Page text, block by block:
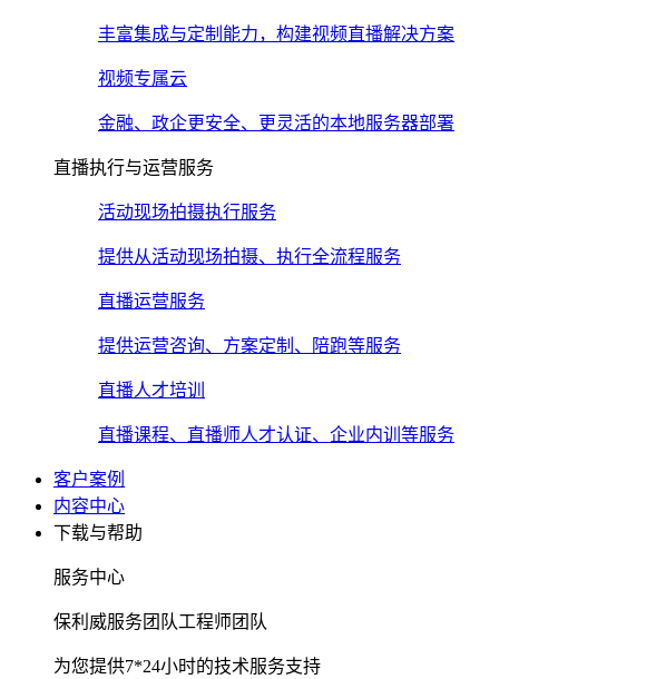
丰富集成与定制能力，构建视频直播解决方案
视频专属云
金融、政企更安全、更灵活的本地服务器部署
直播执行与运营服务
活动现场拍摄执行服务
提供从活动现场拍摄、执行全流程服务
直播运营服务
提供运营咨询、方案定制、陪跑等服务
直播人才培训
直播课程、直播师人才认证、企业内训等服务
客户案例
内容中心
下载与帮助
服务中心
保利威服务团队工程师团队
为您提供7*24小时的技术服务支持